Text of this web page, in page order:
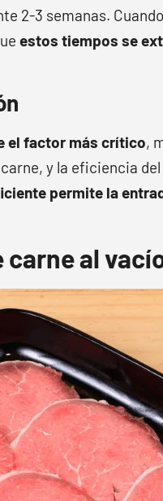
2-3 semanas.
estos tiempos se
el factor más crítico,
y la eficiencia
permite la
carne al